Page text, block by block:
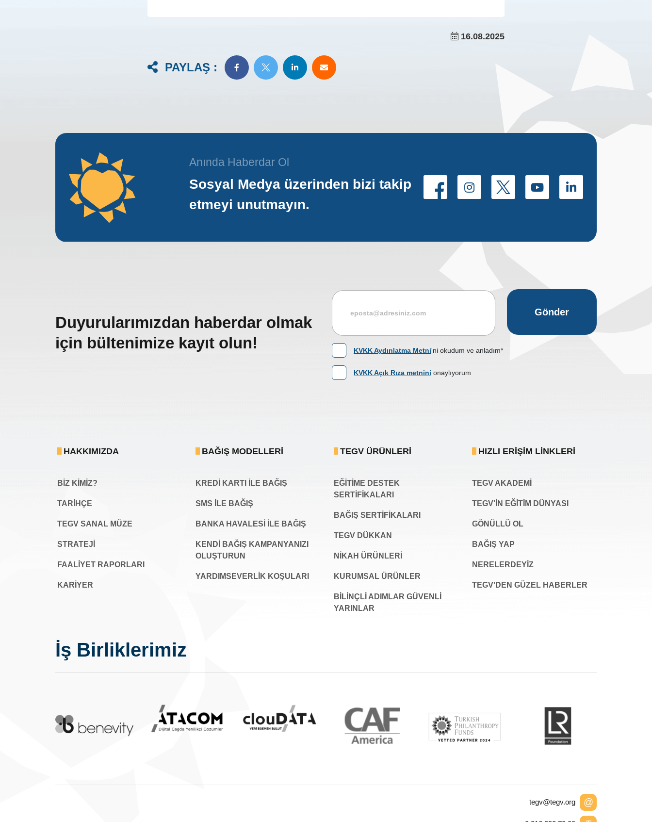
16.08.2025
PAYLAŞ :
Anında Haberdar Ol
Sosyal Medya üzerinden bizi takip
etmeyi unutmayın.
Duyurularımızdan haberdar olmak
için bültenimize kayıt olun!
Gönder
KVKK Aydınlatma Metni'ni okudum ve anladım*
KVKK Açık Rıza metnini onaylıyorum
HAKKIMIZDA
BİZ KİMİZ?
TARİHÇE
TEGV SANAL MÜZE
STRATEJİ
FAALİYET RAPORLARI
KARIYER
BAĞIŞ MODELLERI
KREDİ KARTI İLE BAĞIŞ
SMS İLE BAĞIŞ
BANKA HAVALESİ İLE BAĞIŞ
KENDİ BAĞIŞ KAMPANYANIZI
OLUŞTURUN
YARDIMSEVERLİK KOŞULARI
TEGV ÜRÜNLERI
EĞİTİME DESTEK
SERTİFİKALARI
BAĞIŞ SERTIFIKALARI
TEGV DÜKKAN
NİKAH ÜRÜNLERİ
KURUMSAL ÜRÜNLER
BILINÇLI ADIMLAR GÜVENLI
YARINLAR
HIZLI ERIŞIM LINKLERI
TEGV AKADEMI
TEGV'İN EĞİTİM DÜNYASI
GÖNÜLLÜ OL
BAĞIŞ YAP
NERELERDEYİZ
TEGV'DEN GÜZEL HABERLER
İş Birliklerimiz
tegv@tegv.org @